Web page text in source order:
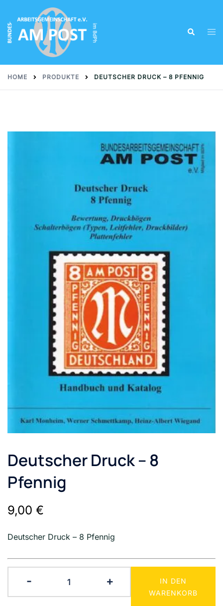
content
Search
HOME PRODUKTE DEUTSCHER DRUCK – 8 PFENNIG
Deutscher Druck – 8
Pfennig
9,00 €
Deutscher Druck – 8 Pfennig
-
Druck
-
+
IN DEN
WARENKORB